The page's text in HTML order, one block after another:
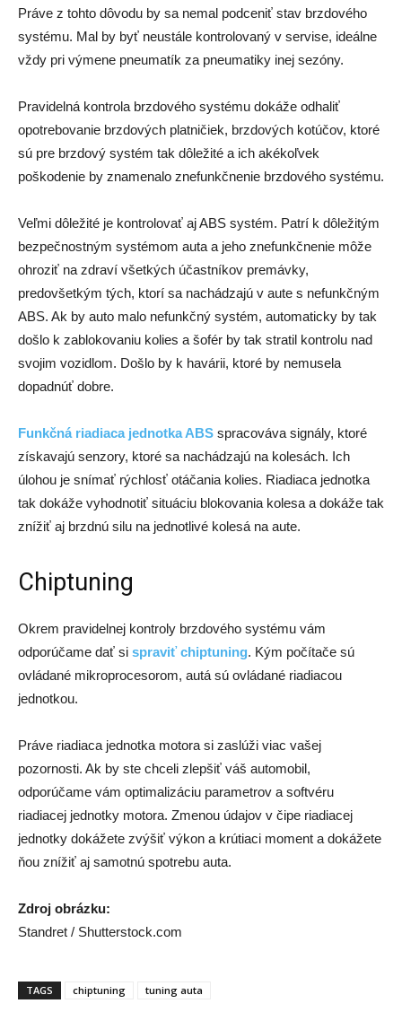
Práve z tohto dôvodu by sa nemal podceniť stav brzdového
systému. Mal by byť neustále kontrolovaný v servise, ideálne
vždy pri výmene pneumatík za pneumatiky inej sezóny.
Pravidelná kontrola brzdového systému dokáže odhaliť
opotrebovanie brzdových platničiek, brzdových kotúčov, ktoré
sú pre brzdový systém tak dôležité a ich akékoľvek
poškodenie by znamenalo znefunkčnenie brzdového systému.
Veľmi dôležité je kontrolovať aj ABS systém. Patrí k dôležitým
bezpečnostným systémom auta a jeho znefunkčnenie môže
ohroziť na zdraví všetkých účastníkov premávky,
predovšetkým tých, ktorí sa nachádzajú v aute s nefunkčným
ABS. Ak by auto malo nefunkčný systém, automaticky by tak
došlo k zablokovaniu kolies a šofér by tak stratil kontrolu nad
svojim vozidlom. Došlo by k havárii, ktoré by nemusela
dopadnúť dobre.
Funkčná riadiaca jednotka ABS spracováva signály, ktoré
získavajú senzory, ktoré sa nachádzajú na kolesách. Ich
úlohou je snímať rýchlosť otáčania kolies. Riadiaca jednotka
tak dokáže vyhodnotiť situáciu blokovania kolesa a dokáže tak
znížiť aj brzdnú silu na jednotlivé kolesá na aute.
Chiptuning
Okrem pravidelnej kontroly brzdového systému vám
odporúčame dať si spraviť chiptuning. Kým počítače sú
ovládané mikroprocesorom, autá sú ovládané riadiacou
jednotkou.
Práve riadiaca jednotka motora si zaslúži viac vašej
pozornosti. Ak by ste chceli zlepšiť váš automobil,
odporúčame vám optimalizáciu parametrov a softvéru
riadiacej jednotky motora. Zmenou údajov v čipe riadiacej
jednotky dokážete zvýšiť výkon a krútiaci moment a dokážete
ňou znížiť aj samotnú spotrebu auta.
Zdroj obrázku:
Standret / Shutterstock.com
TAGS chiptuning tuning auta